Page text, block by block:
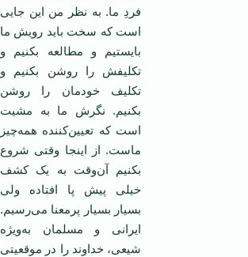
فردِ ما. به نظر من این جایی
است که سخت باید رویش ما
بایستیم و مطالعه بکنیم و
تکلیفش را روشن بکنیم و
تکلیف خودمان را روشن
بکنیم. نگرش ما به مشیت
است که تعیین‌کننده همه‌چیز
ماست. از اینجا وقتی شروع
بکنیم آن‌وقت به یک کشف
خیلی پیش پا افتاده ولی
بسیار بسیار پرمعنا می‌رسیم.
ایرانی و مسلمان به‌ویژه
شیعی، خداوند را در موقعیتی